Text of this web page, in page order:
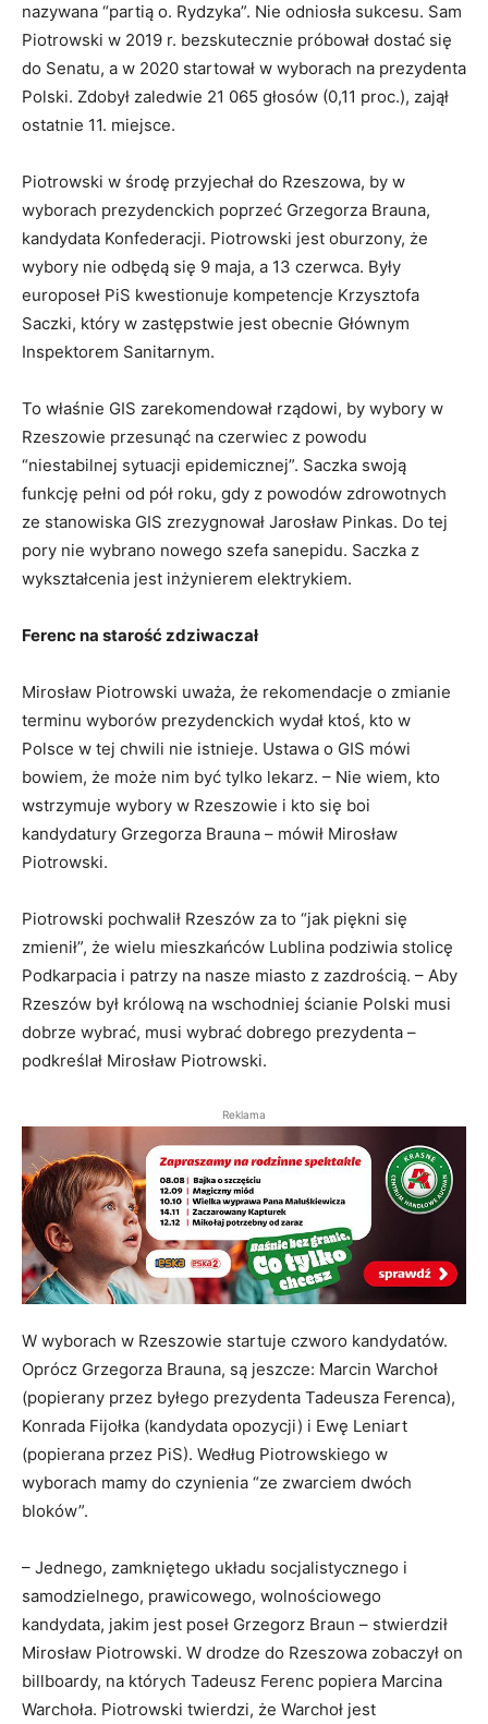
nazywana “partią o. Rydzyka”. Nie odniosła sukcesu. Sam
Piotrowski w 2019 r. bezskutecznie próbował dostać się
do Senatu, a w 2020 startował w wyborach na prezydenta
Polski. Zdobył zaledwie 21 065 głosów (0,11 proc.), zajął
ostatnie 11. miejsce.
Piotrowski w środę przyjechał do Rzeszowa, by w
wyborach prezydenckich poprzeć Grzegorza Brauna,
kandydata Konfederacji. Piotrowski jest oburzony, że
wybory nie odbędą się 9 maja, a 13 czerwca. Były
europoseł PiS kwestionuje kompetencje Krzysztofa
Saczki, który w zastępstwie jest obecnie Głównym
Inspektorem Sanitarnym.
To właśnie GIS zarekomendował rządowi, by wybory w
Rzeszowie przesunąć na czerwiec z powodu
“niestabilnej sytuacji epidemicznej”. Saczka swoją
funkcję pełni od pół roku, gdy z powodów zdrowotnych
ze stanowiska GIS zrezygnował Jarosław Pinkas. Do tej
pory nie wybrano nowego szefa sanepidu. Saczka z
wykształcenia jest inżynierem elektrykiem.
Ferenc na starość zdziwaczał
Mirosław Piotrowski uważa, że rekomendacje o zmianie
terminu wyborów prezydenckich wydał ktoś, kto w
Polsce w tej chwili nie istnieje. Ustawa o GIS mówi
bowiem, że może nim być tylko lekarz. – Nie wiem, kto
wstrzymuje wybory w Rzeszowie i kto się boi
kandydatury Grzegorza Brauna – mówił Mirosław
Piotrowski.
Piotrowski pochwalił Rzeszów za to “jak piękni się
zmienił”, że wielu mieszkańców Lublina podziwia stolicę
Podkarpacia i patrzy na nasze miasto z zazdrością. – Aby
Rzeszów był królową na wschodniej ścianie Polski musi
dobrze wybrać, musi wybrać dobrego prezydenta –
podkreślał Mirosław Piotrowski.
Reklama
W wyborach w Rzeszowie startuje czworo kandydatów.
Oprócz Grzegorza Brauna, są jeszcze: Marcin Warchoł
(popierany przez byłego prezydenta Tadeusza Ferenca),
Konrada Fijołka (kandydata opozycji) i Ewę Leniart
(popierana przez PiS). Według Piotrowskiego w
wyborach mamy do czynienia “ze zwarciem dwóch
bloków”.
– Jednego, zamkniętego układu socjalistycznego i
samodzielnego, prawicowego, wolnościowego
kandydata, jakim jest poseł Grzegorz Braun – stwierdził
Mirosław Piotrowski. W drodze do Rzeszowa zobaczył on
billboardy, na których Tadeusz Ferenc popiera Marcina
Warchoła. Piotrowski twierdzi, że Warchoł jest